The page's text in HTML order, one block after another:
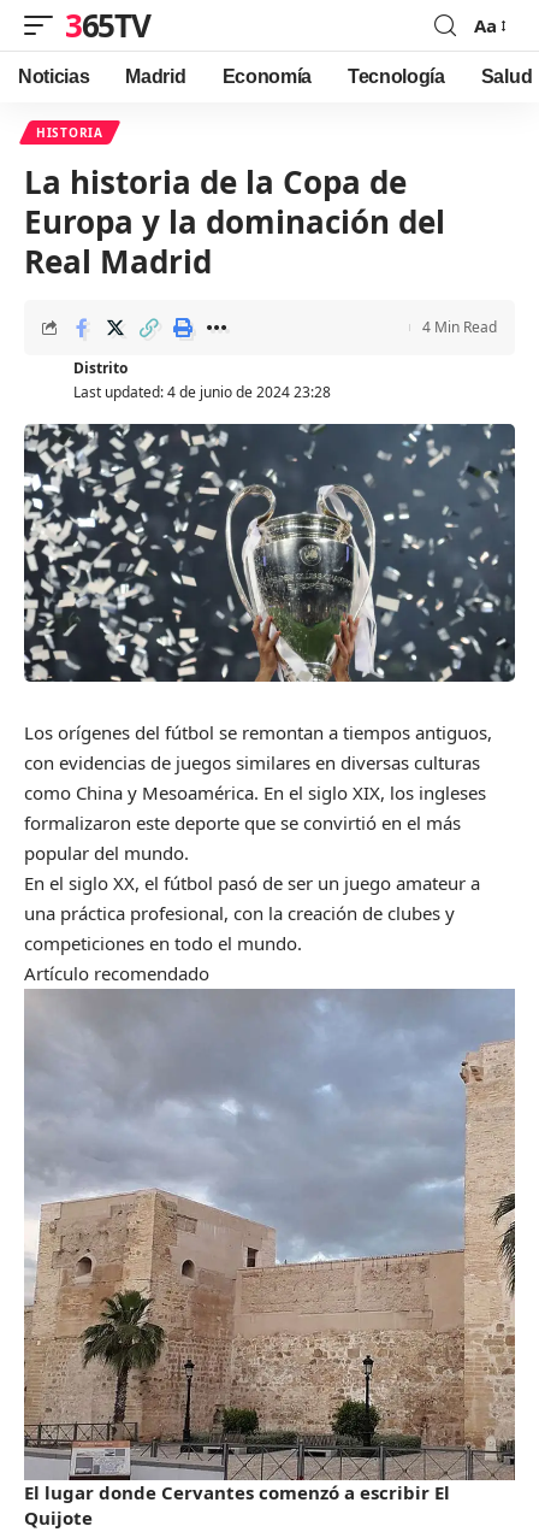
365TV
Font
Resizer
Aa
Noticias Madrid Economía Tecnología Salud
HISTORIA
La historia de la Copa de
Europa y la dominación del
Real Madrid
Last updated: 4 de junio de 2024 23:28
Distrito
4 Min Read
Los orígenes del fútbol se remontan a tiempos antiguos,
con evidencias de juegos similares en diversas culturas
como China y Mesoamérica. En el siglo XIX, los ingleses
formalizaron este deporte que se convirtió en el más
popular del mundo.
En el siglo XX, el fútbol pasó de ser un juego amateur a
una práctica profesional, con la creación de clubes y
competiciones en todo el mundo.
Artículo recomendado
El lugar donde Cervantes comenzó a escribir El
Quijote